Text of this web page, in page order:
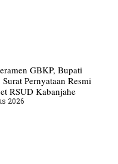
GBKP, Bupati
Pernyataan Resmi
RSUD Kabanjahe
2026